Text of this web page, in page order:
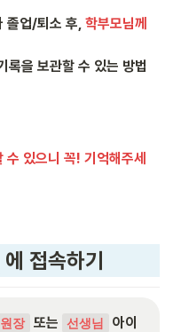
졸업/퇴소 후, 학부모님께
록을 보관할 수 있는 방법
있으니 꼭! 기억해주세
에 접속하기
원장 또는 선생님
아이